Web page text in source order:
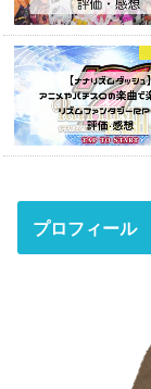
プロフィール